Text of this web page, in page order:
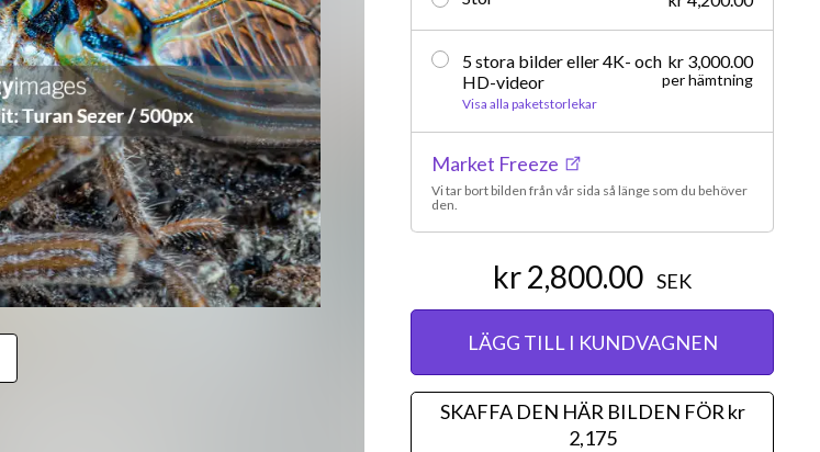
5 stora bilder eller 4K- och
HD-videor
Visa alla paketstorlekar
kr 3,000.00
per hämtning
Market Freeze
Vi tar bort bilden från vår sida så länge som du behöver
den.
kr 2,800.00 SEK
LÄGG TILL I KUNDVAGNEN
SKAFFA DEN HÄR BILDEN FÖR kr
2,175